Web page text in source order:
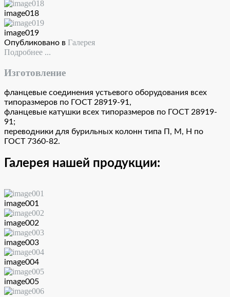
image018
image019
Опубликовано в Галерея
Подробнее ...
Изготовление
фланцевые соединения устьевого оборудования всех
типоразмеров по ГОСТ 28919-91,
фланцевые катушки всех типоразмеров по ГОСТ 28919-
91;
переводники для бурильных колонн типа П, М, Н по
ГОСТ 7360-82.
Галерея нашей продукции:
image001
image002
image003
image004
image005